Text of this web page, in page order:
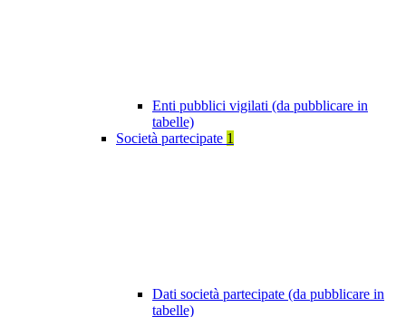
Enti pubblici vigilati (da pubblicare in
tabelle)
Società partecipate 1
Dati società partecipate (da pubblicare in
tabelle)